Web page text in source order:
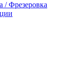
/ Фрезеровка